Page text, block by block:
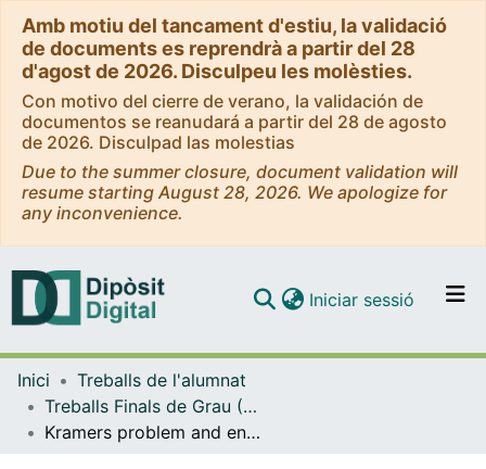
Amb motiu del tancament d'estiu, la validació
de documents es reprendrà a partir del 28
d'agost de 2026. Disculpeu les molèsties.
Con motivo del cierre de verano, la validación de
documentos se reanudará a partir del 28 de agosto
de 2026. Disculpad las molestias
Due to the summer closure, document validation will
resume starting August 28, 2026. We apologize for
any inconvenience.
Navega per tot el DD
Iniciar sessió (current)
Inici
Treballs de l'alumnat
Treballs Finals de Grau (TFG) - Física
Kramers problem and energy diffusion